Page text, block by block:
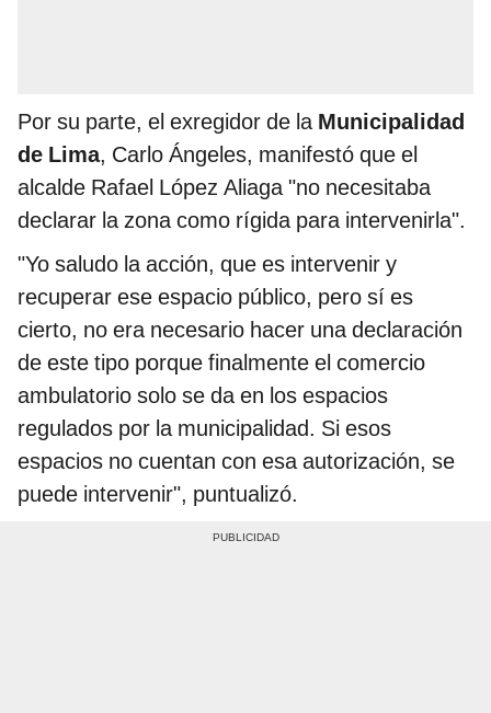
Por su parte, el exregidor de la Municipalidad
de Lima, Carlo Ángeles, manifestó que el
alcalde Rafael López Aliaga "no necesitaba
declarar la zona como rígida para intervenirla".
"Yo saludo la acción, que es intervenir y
recuperar ese espacio público, pero sí es
cierto, no era necesario hacer una declaración
de este tipo porque finalmente el comercio
ambulatorio solo se da en los espacios
regulados por la municipalidad. Si esos
espacios no cuentan con esa autorización, se
puede intervenir", puntualizó.